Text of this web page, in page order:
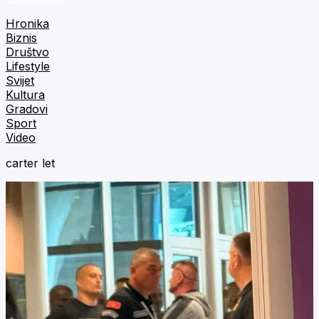
Hronika
Biznis
Društvo
Lifestyle
Svijet
Kultura
Gradovi
Sport
Video
carter let